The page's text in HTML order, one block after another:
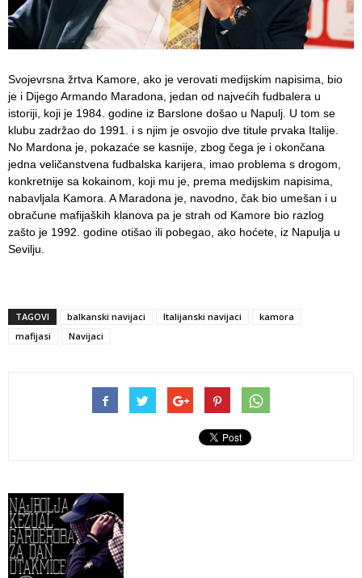
Svojevrsna žrtva Kamore, ako je verovati medijskim napisima, bio
je i Dijego Armando Maradona, jedan od najvećih fudbalera u
istoriji, koji je 1984. godine iz Barslone došao u Napulj. U tom se
klubu zadržao do 1991. i s njim je osvojio dve titule prvaka Italije.
No Mardona je, pokazaće se kasnije, zbog čega je i okončana
jedna veličanstvena fudbalska karijera, imao problema s drogom,
konkretnije sa kokainom, koji mu je, prema medijskim napisima,
nabavljala Kamora. A Maradona je, navodno, čak bio umešan i u
obračune mafijaških klanova pa je strah od Kamore bio razlog
zašto je 1992. godine otišao ili pobegao, ako hoćete, iz Napulja u
Sevilju.
TAGOVI balkanski navijaci Italijanski navijaci
kamora
mafijasi
Navijaci